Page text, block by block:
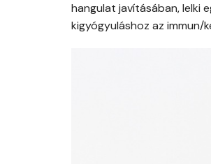
hangulat javításában, lelki
kigyógyuláshoz az immun/